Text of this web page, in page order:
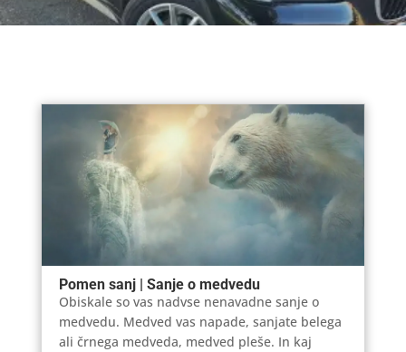
Pomen sanj | Sanje o medvedu
Obiskale so vas nadvse nenavadne sanje o
medvedu. Medved vas napade, sanjate belega
ali črnega medveda, medved pleše. In kaj